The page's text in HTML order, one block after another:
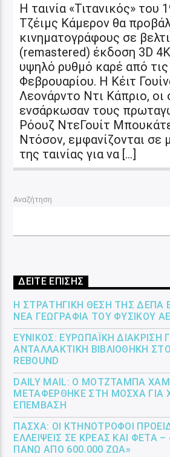
Η ταινία «Τιτανικός» του
Τζέιμς Κάμερον θα
κινηματογράφους σε
(remastered) έκδοση 3D
υψηλό ρυθμό καρέ από τις
Φεβρουαρίου. Η Κέιτ
Λεονάρντο Ντι Κάπριο, οι
ενσάρκωσαν τους
Ρόουζ ΝτεΓουίτ
Ντόσον, εμφανίζονται σε
της ταινίας για να […]
Αναζήτηση
ΔΕΙΤΕ ΕΠΙΣΗΣ
Η ΣΤΡΑΤΗΓΙΚΉ ΘΈΣΗ ΤΗΣ ΔΕΠΑ
ΝΈΑ ΓΕΩΓΡΑΦΊΑ ΤΟΥ ΦΥΣΙΚΟΎ
ΕΎΝΙΚΟΣ: ΕΥΡΩΠΑΪΚΉ ΔΙΆΚΡΙΣΗ
ΑΝΤΑΛΛΑΚΤΙΚΉ ΒΙΒΛΙΟΘΉΚΗ ΣΤΟ
REBOUND
DAILY MAIL: Ο ΜΟΤΖΤΆΜΠΑ
ΜΕΤΑΦΈΡΘΗΚΕ ΣΤΗ ΜΌΣΧΑ ΓΙΑ
ΕΠΈΜΒΑΣΗ
ΠΆΣΧΑ: ΟΙ ΚΤΗΝΟΤΡΌΦΟΙ
ΕΛΛΕΊΨΕΙΣ ΣΕ ΚΡΈΑΣ ΚΑΙ ΦΈΤΑ –
ΠΆΝΩ ΑΠΌ 600.000 ΖΏΑ»